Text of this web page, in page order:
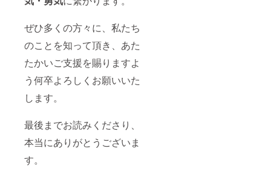
ぜひ多くの方々に、私たち
のことを知って頂き、あた
たかいご支援を賜りますよ
う何卒よろしくお願いいた
します。
最後までお読みくださり、
本当にありがとうございま
す。